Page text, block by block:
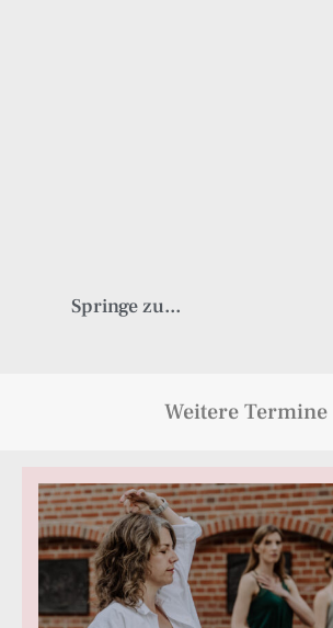
Springe zu...
Weitere Termine